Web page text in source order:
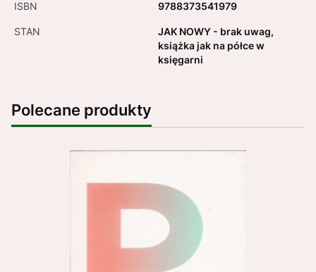
ISBN 9788373541979
STAN
JAK NOWY - brak uwag,
książka jak na półce w
księgarni
Polecane produkty